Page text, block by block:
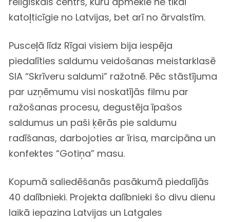
katoļticīgie no Latvijas, bet arī no ārvalstīm.
Pusceļā līdz Rīgai visiem bija iespēja
piedalīties saldumu veidošanas meistarklasē
SIA “Skrīveru saldumi” ražotnē. Pēc stāstījuma
par uzņēmumu visi noskatījās filmu par
ražošanas procesu, degustēja īpašos
saldumus un paši ķērās pie saldumu
radīšanas, darbojoties ar īrisa, marcipāna un
konfektes “Gotiņa” masu.
Kopumā saliedēšanās pasākumā piedalījās
40 dalībnieki. Projekta dalībnieki šo divu dienu
laikā iepazina Latvijas un Latgales